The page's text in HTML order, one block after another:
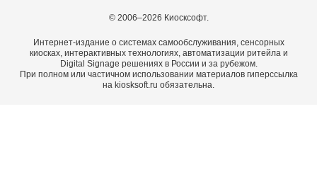
© 2006–2026 Киосксофт.
Интернет-издание о системах самообслуживания, сенсорных
киосках, интерактивных технологиях, автоматизации ритейла и
Digital Signage решениях в России и за рубежом.
При полном или частичном использовании материалов гиперссылка
на kiosksoft.ru обязательна.